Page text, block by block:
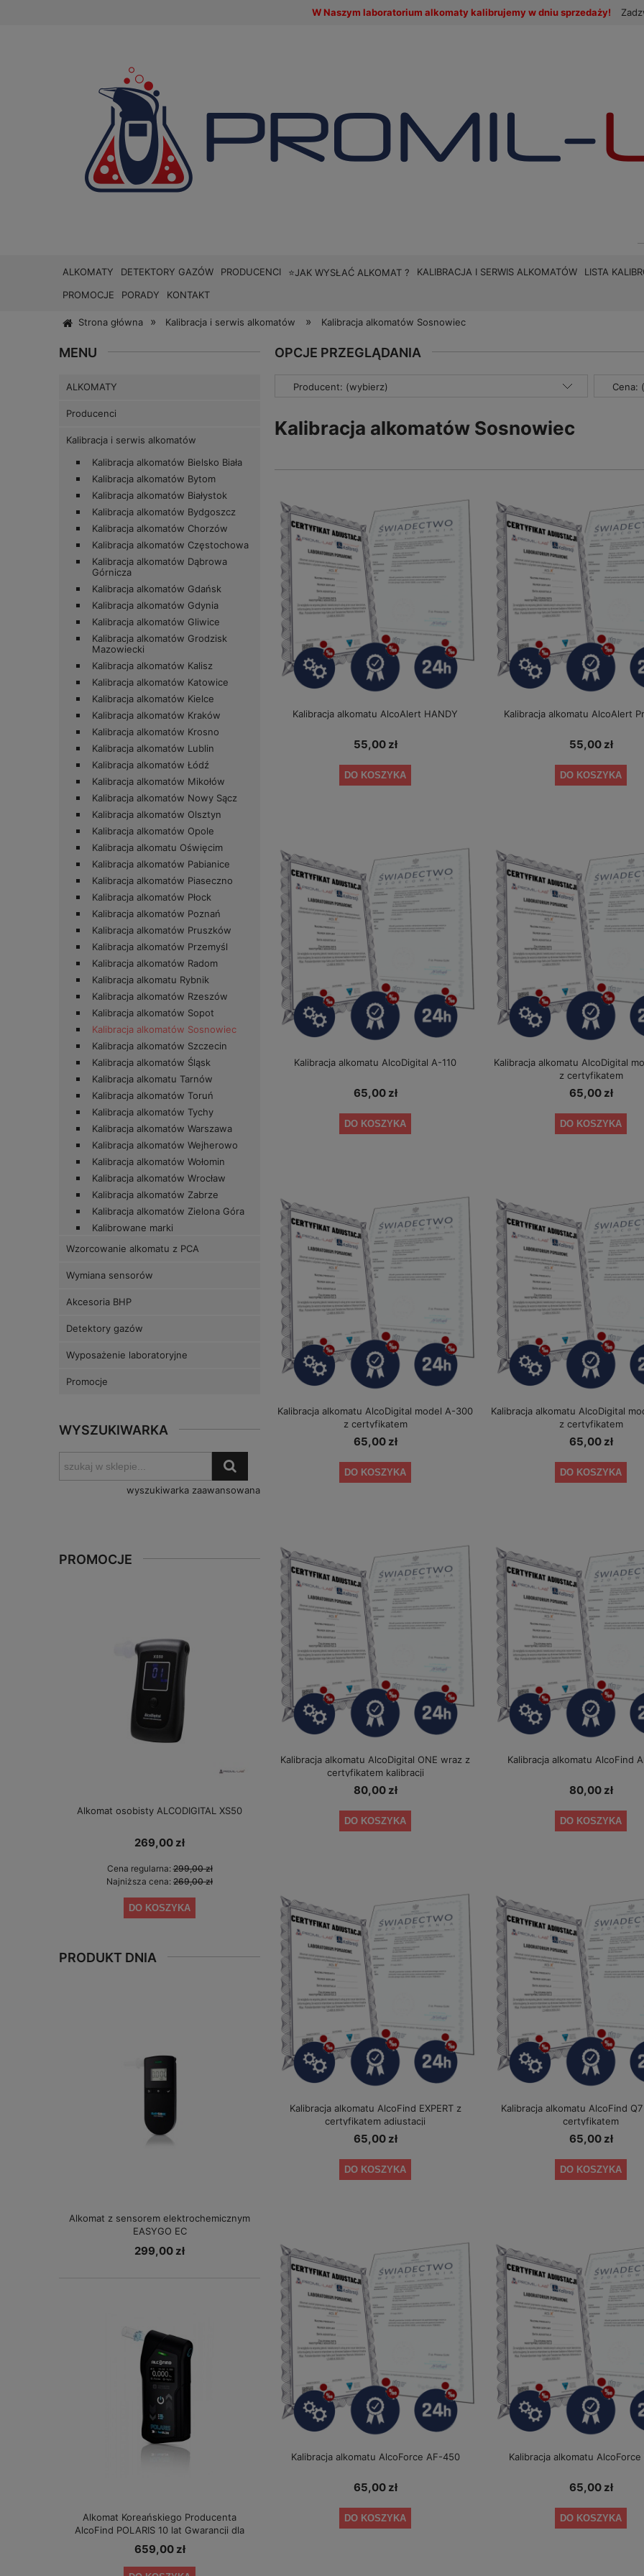
W Naszym laboratorium alkomaty kalibrujemy w dniu sprzedaży!
ALKOMATY DETEKTORY GAZÓW PRODUCENCI ⭐JAK WYSŁAĆ ALKOMAT ? KALIBRACJA I SERWIS ALKOMATÓW LISTA
PROMOCJE
PORADY KONTAKT
Strona główna » Kalibracja i serwis alkomatów » Kalibracja alkomatów Sosnowiec
MENU
ALKOMATY
Producenci
Kalibracja i serwis alkomatów
Kalibracja alkomatów Bielsko Biała
Kalibracja alkomatów Bytom
Kalibracja alkomatów Białystok
Kalibracja alkomatów Bydgoszcz
Kalibracja alkomatów Chorzów
Kalibracja alkomatów Częstochowa
Kalibracja alkomatów Dąbrowa
Górnicza
Kalibracja alkomatów Gdańsk
Kalibracja alkomatów Gdynia
Kalibracja alkomatów Gliwice
Kalibracja alkomatów Grodzisk
Mazowiecki
Kalibracja alkomatów Kalisz
Kalibracja alkomatów Katowice
Kalibracja alkomatów Kielce
Kalibracja alkomatów Kraków
Kalibracja alkomatów Krosno
Kalibracja alkomatów Lublin
Kalibracja alkomatów Łódź
Kalibracja alkomatów Mikołów
Kalibracja alkomatów Nowy Sącz
Kalibracja alkomatów Olsztyn
Kalibracja alkomatów Opole
Kalibracja alkomatu Oświęcim
Kalibracja alkomatów Pabianice
Kalibracja alkomatów Piaseczno
Kalibracja alkomatów Płock
Kalibracja alkomatów Poznań
Kalibracja alkomatów Pruszków
Kalibracja alkomatów Przemyśl
Kalibracja alkomatów Radom
Kalibracja alkomatu Rybnik
Kalibracja alkomatów Rzeszów
Kalibracja alkomatów Sopot
Kalibracja alkomatów Sosnowiec
Kalibracja alkomatów Szczecin
Kalibracja alkomatów Śląsk
Kalibracja alkomatu Tarnów
Kalibracja alkomatów Toruń
Kalibracja alkomatów Tychy
Kalibracja alkomatów Warszawa
Kalibracja alkomatów Wejherowo
Kalibracja alkomatów Wołomin
Kalibracja alkomatów Wrocław
Kalibracja alkomatów Zabrze
Kalibracja alkomatów Zielona Góra
Kalibrowane marki
Wzorcowanie alkomatu z PCA
Wymiana sensorów
Akcesoria BHP
Detektory gazów
Wyposażenie laboratoryjne
Promocje
WYSZUKIWARKA
wyszukiwarka zaawansowana
PROMOCJE
Alkomat osobisty ALCODIGITAL XS50
269,00 zł
Cena regularna:299,00 zł
Najniższa cena: 269,00 zł
DO KOSZYKA
Alkomat bez ustnika AlcoDigital ONE 2 lata
gwarancji + okresowe kalibracje gratis
DO KOSZYKA
Alkomat AlcoFind Elite + kalibracje
DO KOSZYKA
PRODUKT DNIA
Alkomat z sensorem elektrochemicznym
EASYGO EC
299,00 zł
Alkomat Koreańskiego Producenta
AlcoFind POLARIS 10 lat Gwarancji dla
Małych Firm
659,00 zł
OPCJE PRZEGLĄDANIA
Producent: (wybierz) Cena:
Kalibracja alkomatów Sosnowiec
Kalibracja alkomatu AlcoAlert HANDY
55,00 zł
DO KOSZYKA
Kalibracja alkomatu AlcoAlert
55,00 zł
DO KOSZYKA
Kalibracja alkomatu AlcoDigital A-110
65,00 zł
DO KOSZYKA
Kalibracja alkomatu AlcoDigital
z certyfikatem
65,00 zł
DO KOSZYKA
Kalibracja alkomatu AlcoDigital model A-300
z certyfikatem
65,00 zł
DO KOSZYKA
Kalibracja alkomatu AlcoDigital
z certyfikatem
65,00 zł
DO KOSZYKA
Kalibracja alkomatu AlcoDigital ONE wraz z
certyfikatem kalibracji
80,00 zł
DO KOSZYKA
Kalibracja alkomatu AlcoFind
80,00 zł
DO KOSZYKA
Kalibracja alkomatu AlcoFind EXPERT z
certyfikatem adiustacji
65,00 zł
DO KOSZYKA
Kalibracja alkomatu AlcoFind
certyfikatem
65,00 zł
DO KOSZYKA
Kalibracja alkomatu AlcoForce AF-450
65,00 zł
DO KOSZYKA
Kalibracja alkomatu AlcoForce
65,00 zł
DO KOSZYKA